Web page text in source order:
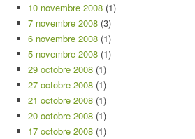
10 novembre 2008 (1)
7 novembre 2008 (3)
6 novembre 2008 (1)
5 novembre 2008 (1)
29 octobre 2008 (1)
27 octobre 2008 (1)
21 octobre 2008 (1)
20 octobre 2008 (1)
17 octobre 2008 (1)